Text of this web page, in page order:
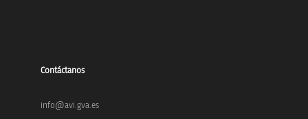
Contáctanos
info@avi.gva.es